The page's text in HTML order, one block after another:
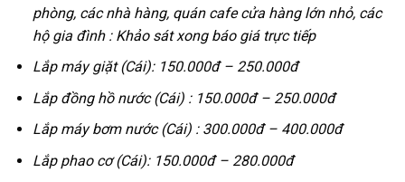
phòng, các nhà hàng, quán cafe cửa hàng lớn nhỏ, các
hộ gia đình : Khảo sát xong báo giá trực tiếp
Lắp máy giặt (Cái): 150.000đ – 250.000đ
Lắp đồng hồ nước (Cái) : 150.000đ – 250.000đ
Lắp máy bơm nước (Cái) : 300.000đ – 400.000đ
Lắp phao cơ (Cái): 150.000đ – 280.000đ